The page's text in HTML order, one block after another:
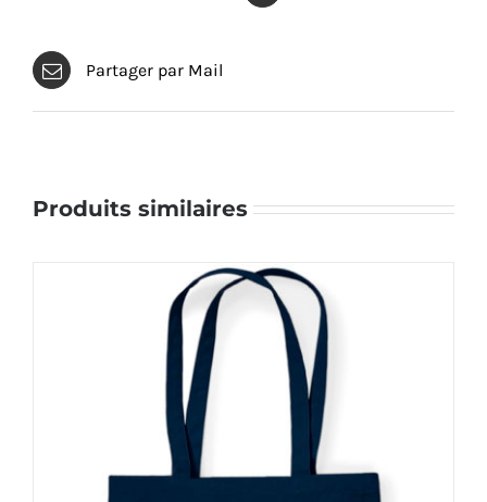
Partager par Mail
Produits similaires